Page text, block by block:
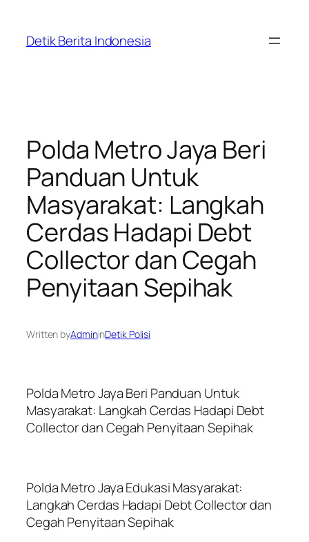
content
Detik Berita Indonesia
Polda Metro Jaya Beri
Panduan Untuk
Masyarakat: Langkah
Cerdas Hadapi Debt
Collector dan Cegah
Penyitaan Sepihak
Written byAdmininDetik Polisi
Polda Metro Jaya Beri Panduan Untuk
Masyarakat: Langkah Cerdas Hadapi Debt
Collector dan Cegah Penyitaan Sepihak
Polda Metro Jaya Edukasi Masyarakat:
Langkah Cerdas Hadapi Debt Collector dan
Cegah Penyitaan Sepihak